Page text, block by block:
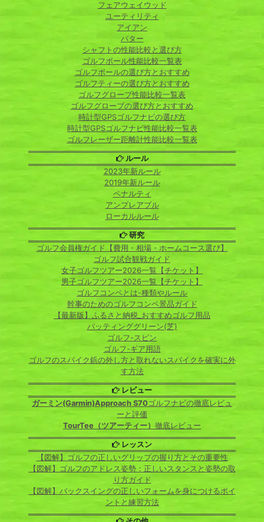
フェアウェイウッド
ユーティリティ
アイアン
パター
シャフトの性能比較と選び方
ゴルフボール性能比較一覧表
ゴルフボールの選び方とおすすめ
ゴルフティーの選び方とおすすめ
ゴルフグローブ性能比較一覧表
ゴルフグローブの選び方とおすすめ
時計型GPSゴルフナビの選び方
時計型GPSゴルフナビ性能比較一覧表
ゴルフレーザー距離計性能比較一覧表
ルール
2023年新ルール
2019年新ルール
ペナルティ
アンプレアブル
ローカルルール
研究
ゴルフ会員権ガイド【費用・相場・ホームコース選び】
ゴルフ試合観戦ガイド
女子ゴルフツアー2026一覧【チケット】
男子ゴルフツアー2026一覧【チケット】
ゴルフコンペとは-種類やルール
幹事のためのゴルフコンペ景品ガイド
【最新版】ふるさと納税_おすすめゴルフ用品
パッティンググリーン(芝)
ゴルフ-スピン
ゴルフ-ギア用語
ゴルフのスパイク鋲の外し方と取れないスパイクを確実に外
す方法
レビュー
ガーミン(Garmin)Approach S70ゴルフナビの徹底レビュ
ーと評価
TourTee（ツアーティー） 徹底レビュー
レッスン
【図解】ゴルフの正しいグリップの握り方とその重要性
【図解】ゴルフのアドレス姿勢：正しいスタンスと姿勢の取
り方ガイド
【図解】バックスイングの正しいフォームを身につけるポイ
ントと練習方法